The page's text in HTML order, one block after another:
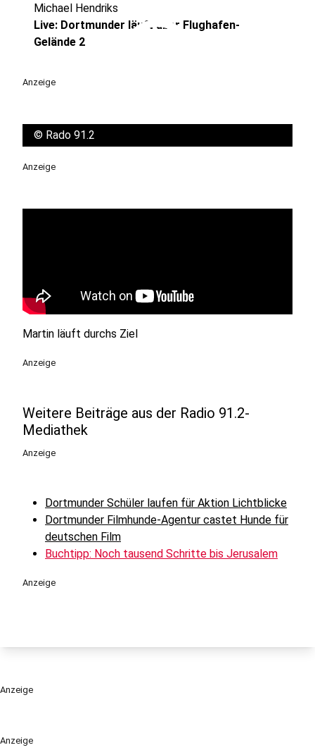
Anzeige
play_circle
Michael Hendriks
Live: Dortmunder läuft über Flughafen-
Gelände 2
Anzeige
© Rado 91.2
Anzeige
Martin läuft durchs Ziel
Anzeige
Weitere Beiträge aus der Radio 91.2-
Mediathek
Anzeige
Dortmunder Schüler laufen für Aktion Lichtblicke
Dortmunder Filmhunde-Agentur castet Hunde für
deutschen Film
Buchtipp: Noch tausend Schritte bis Jerusalem
Anzeige
Anzeige